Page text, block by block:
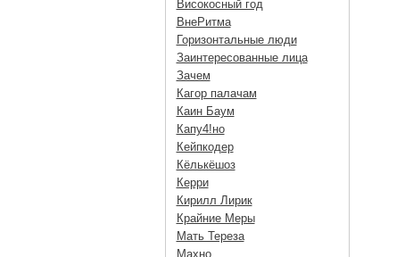
Високосный год
ВнеРитма
Горизонтальные люди
Заинтересованные лица
Зачем
Кагор палачам
Каин Баум
Капу4!но
Кейпкодер
Кёлькёшоз
Керри
Кирилл Лирик
Крайние Меры
Мать Тереза
Махно